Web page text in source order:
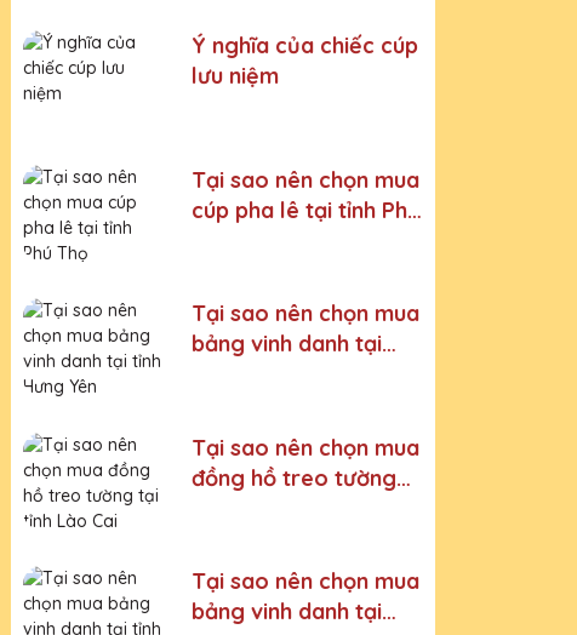
Ý nghĩa của chiếc cúp
lưu niệm
Tại sao nên chọn mua
cúp pha lê tại tỉnh Phú
Tại sao nên chọn mua
bảng vinh danh tại
Tại sao nên chọn mua
đồng hồ treo tường
Tại sao nên chọn mua
bảng vinh danh tại